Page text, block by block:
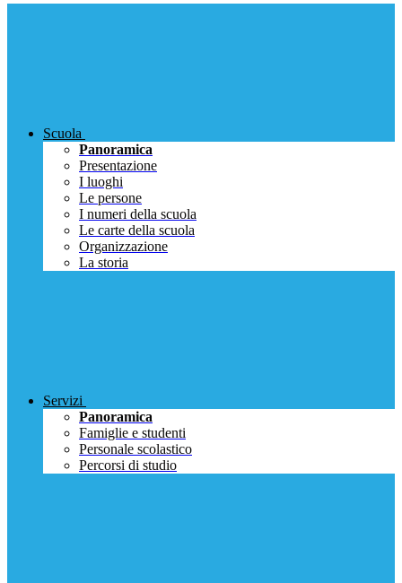
Scuola
Panoramica
Presentazione
I luoghi
Le persone
I numeri della scuola
Le carte della scuola
Organizzazione
La storia
Servizi
Panoramica
Famiglie e studenti
Personale scolastico
Percorsi di studio